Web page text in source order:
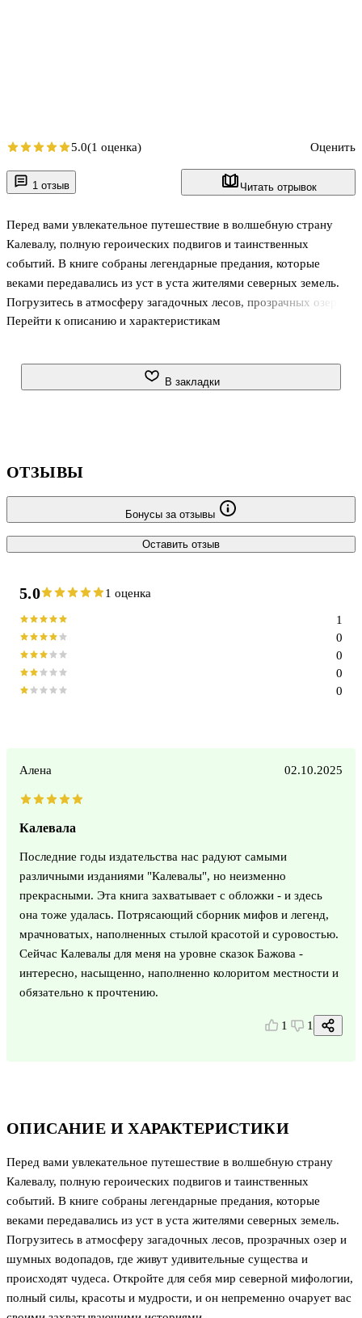
1 отзыв Читать отрывок
Перед вами увлекательное путешествие в волшебную страну
Калевалу, полную героических подвигов и таинственных
событий. В книге собраны легендарные предания, которые
веками передавались из уст в уста жителями северных земель.
Погрузитесь в атмосферу загадочных лесов, прозрачных озер и
шумных водопадов, где живут удивительные существа и
своими захватывающими историями.
Перейти к описанию и характеристикам
5.0(1 оценка) Оценить
В закладки
ОПИСАНИЕ И ХАРАКТЕРИСТИКИ
Перед вами увлекательное путешествие в волшебную страну
Калевалу, полную героических подвигов и таинственных
событий. В книге собраны легендарные предания, которые
веками передавались из уст в уста жителями северных земель.
Погрузитесь в атмосферу загадочных лесов, прозрачных озер и
шумных водопадов, где живут удивительные существа и
происходят чудеса. Откройте для себя мир северной мифологии,
полный силы, красоты и мудрости, и он непременно очарует вас
ОТЗЫВЫ
Бонусы за отзывы
Оставить отзыв
5.0 1 оценка
0
0
0
0
1
Алена 02.10.2025
Калевала
Последние годы издательства нас радуют самыми
различными изданиями "Калевалы", но неизменно
прекрасными. Эта книга захватывает с обложки - и здесь
она тоже удалась. Потрясающий сборник мифов и легенд,
мрачноватых, наполненных стылой красотой и суровостью.
Сейчас Калевалы для меня на уровне сказок Бажова -
интересно, насыщенно, наполненно колоритом местности и
обязательно к прочтению.
1 1